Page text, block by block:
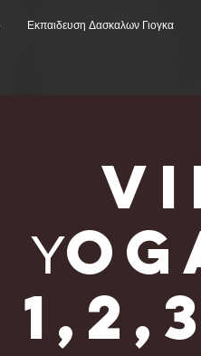
Εκπαιδευση Δασκαλων Γιογκα